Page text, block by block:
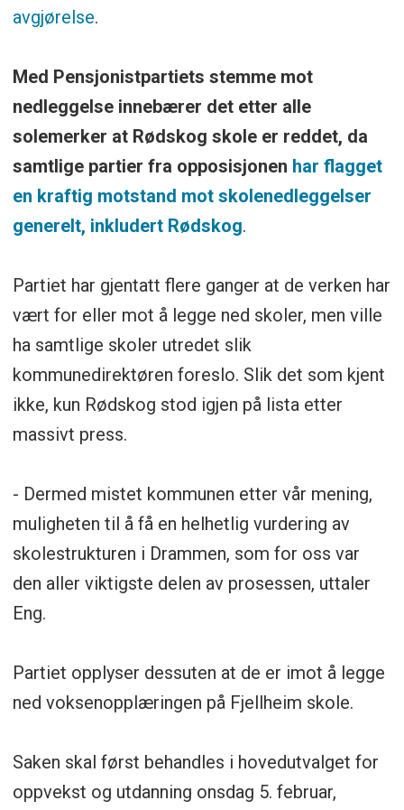
avgjørelse.
Med Pensjonistpartiets stemme mot
nedleggelse innebærer det etter alle
solemerker at Rødskog skole er reddet, da
samtlige partier fra opposisjonen har flagget
en kraftig motstand mot skolenedleggelser
generelt, inkludert Rødskog.
Partiet har gjentatt flere ganger at de verken har
vært for eller mot å legge ned skoler, men ville
ha samtlige skoler utredet slik
kommunedirektøren foreslo. Slik det som kjent
ikke, kun Rødskog stod igjen på lista etter
massivt press.
- Dermed mistet kommunen etter vår mening,
muligheten til å få en helhetlig vurdering av
skolestrukturen i Drammen, som for oss var
den aller viktigste delen av prosessen, uttaler
Eng.
Partiet opplyser dessuten at de er imot å legge
ned voksenopplæringen på Fjellheim skole.
Saken skal først behandles i hovedutvalget for
oppvekst og utdanning onsdag 5. februar,